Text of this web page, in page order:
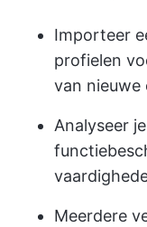
Importeer
profielen
van nieuwe
Analyseer
Meerdere